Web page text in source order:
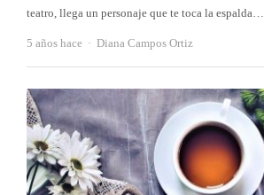
teatro, llega un personaje que te toca la espalda…
5 años hace Autor
Diana Campos Ortiz